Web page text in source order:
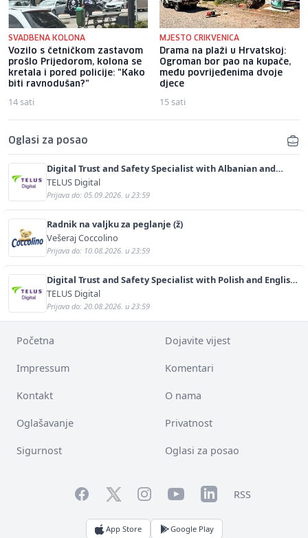
SVADBENA KOLONA
Vozilo s četničkom zastavom
prošlo Prijedorom, kolona se
kretala i pored policije: "Kako
biti ravnodušan?"
14 sati
MJESTO CRIKVENICA
Drama na plaži u Hrvatskoj:
Ogroman bor pao na kupače,
među povrijeđenima dvoje
djece
15 sati
Oglasi za posao
Digital Trust and Safety Specialist with Albanian and
English (m/f)
TELUS Digital
Prijava do: 05.09.2026. u 23:59
Radnik na valjku za peglanje (ž)
Vešeraj Coccolino
Prijava do: 10.08.2026. u 23:59
Digital Trust and Safety Specialist with Polish and English
(m/f)
TELUS Digital
Prijava do: 20.08.2026. u 23:59
Početna Dojavite vijest
Impressum Komentari
Kontakt O nama
Oglašavanje Privatnost
Sigurnost Oglasi za posao
FacebookTwitterInstagramYouTubeLinkedInRSS
App Store Google Play